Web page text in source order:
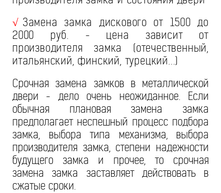
√ Замена замка дискового от 1500 до
2000 руб. - цена зависит от
производителя замка (отечественный,
итальянский, финский, турецкий...)
Срочная замена замков в металлической
двери - дело очень неожиданное. Если
обычная плановая замена замка
предполагает неспешный процесс подбора
замка, выбора типа механизма, выбора
производителя замка, степени надежности
будущего замка и прочее, то срочная
замена замка заставляет действовать в
сжатые сроки.